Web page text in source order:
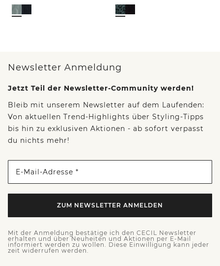
Newsletter Anmeldung
Jetzt Teil der Newsletter-Community werden!
Bleib mit unserem Newsletter auf dem Laufenden:
Von aktuellen Trend-Highlights über Styling-Tipps
bis hin zu exklusiven Aktionen - ab sofort verpasst
du nichts mehr!
E-Mail-Adresse *
ZUM NEWSLETTER ANMELDEN
Mit der Anmeldung bestätige ich den CECIL Newsletter
erhalten und über Neuheiten und Aktionen per E-Mail
informiert werden zu wollen. Diese Einwilligung kann jeder
zeit widerrufen werden.